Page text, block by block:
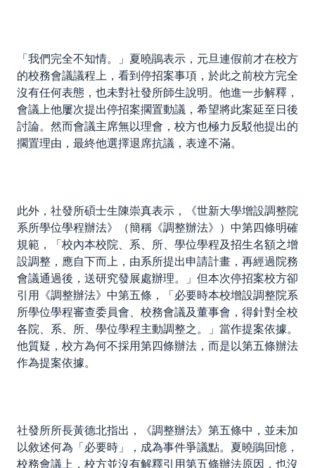
「我們完全不知情。」夏曉鵑表示，元旦連假前才在校方
的校務會議議程上，看到停招案事項，於此之前校方完全
沒有任何表態，也未對社發所師生說明。他進一步解釋，
會議上他屢次提出停招案擱置動議，希望將此案延至日後
討論。然而會議主席無以理會，校方也極力反駁他提出的
擱置理由，最終他選擇退席抗議，表達不滿。
此外，社發所碩士生陳崇真表示，《世新大學增設調整院
系所學位學程辦法》（簡稱《調整辦法》）中第四條明確
規範，「校內本校院、系、所、學位學程及招生名額之增
設調整，應自下而上，由系所提出申請計畫，再經過院務
會議通過後，送研究發展處辦理。」但本次停招案校方卻
引用《調整辦法》中第五條，「必要時本校增設調整院系
所學位學程審查委員會、校務會議及董事會，得針對全校
各院、系、所、學位學程主動調整之。」當作提案依據。
他質疑，校方為何不採用第四條辦法，而是以第五條辦法
作為提案依據。
社發所所長黃德北指出，《調整辦法》第五條中，並未加
以敘述何為「必要時」，成為事件爭議點。夏曉鵑回憶，
校務會議上，校方並沒有解釋引用第五條辦法原因，也沒